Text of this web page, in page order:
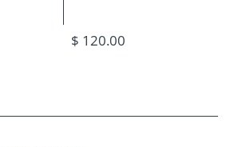
$ 120.00